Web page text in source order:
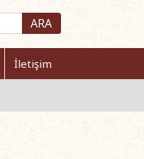
ARA
İletişim